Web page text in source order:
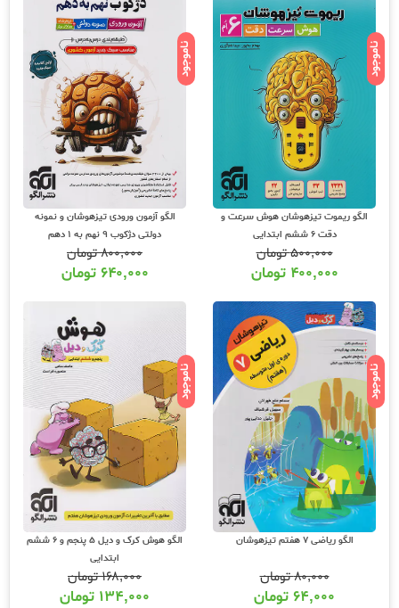
ناموجود
الگو ریموت تیزهوشان هوش سرعت و
دقت 6 ششم ابتدایی
۵۰۰,۰۰۰تومان
۴۰۰,۰۰۰ تومان
ناموجود
الگو آزمون ورودی تیزهوشان و نمونه
دولتی دژکوب 9 نهم به 1 دهم
۸۰۰,۰۰۰تومان
۶۴۰,۰۰۰ تومان
ناموجود
الگو ریاضی 7 هفتم تیزهوشان
۸۰,۰۰۰تومان
۶۴,۰۰۰ تومان
ناموجود
الگو هوش کرک و دیل 5 پنجم و 6 ششم
ابتدایی
۱۶۸,۰۰۰تومان
۱۳۴,۰۰۰ تومان